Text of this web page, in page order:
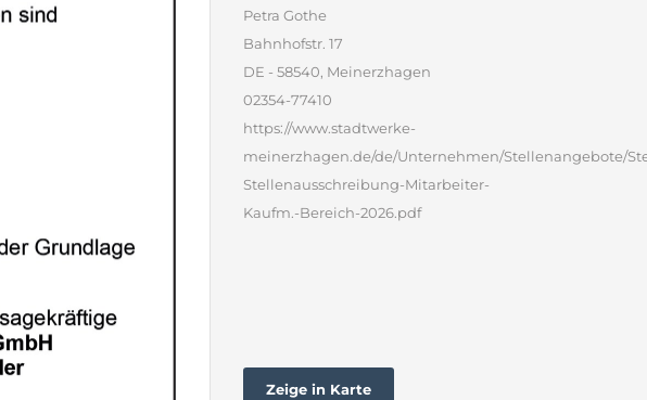
Petra Gothe
Bahnhofstr. 17
DE - 58540, Meinerzhagen
02354-77410
https://www.stadtwerke-
meinerzhagen.de/de/Unternehmen/Stellenangebote/
Stellenausschreibung-Mitarbeiter-
Kaufm.-Bereich-2026.pdf
Zeige in Karte